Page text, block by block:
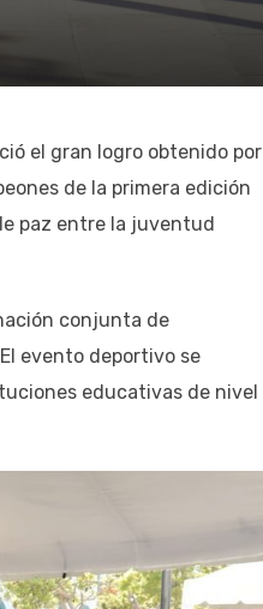
el gran logro obtenido por
de la primera edición
paz entre la juventud
conjunta de
evento deportivo se
educativas de nivel